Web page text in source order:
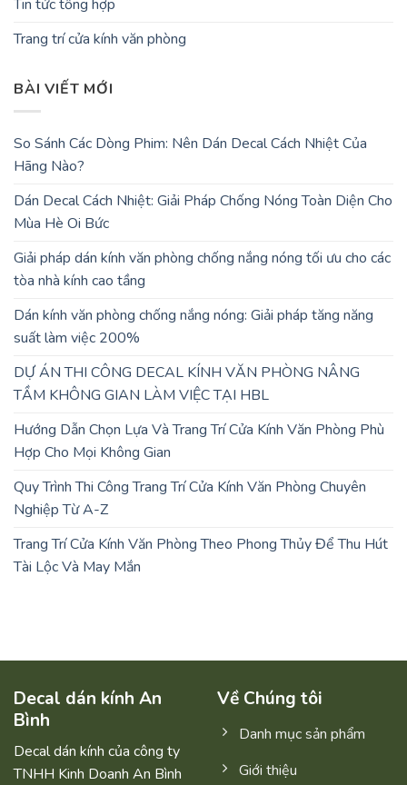
Tin tức tổng hợp
Trang trí cửa kính văn phòng
BÀI VIẾT MỚI
So Sánh Các Dòng Phim: Nên Dán Decal Cách Nhiệt Của
Hãng Nào?
Dán Decal Cách Nhiệt: Giải Pháp Chống Nóng Toàn Diện Cho
Mùa Hè Oi Bức
Giải pháp dán kính văn phòng chống nắng nóng tối ưu cho các
tòa nhà kính cao tầng
Dán kính văn phòng chống nắng nóng: Giải pháp tăng năng
suất làm việc 200%
DỰ ÁN THI CÔNG DECAL KÍNH VĂN PHÒNG NÂNG
TẦM KHÔNG GIAN LÀM VIỆC TẠI HBL
Hướng Dẫn Chọn Lựa Và Trang Trí Cửa Kính Văn Phòng Phù
Hợp Cho Mọi Không Gian
Quy Trình Thi Công Trang Trí Cửa Kính Văn Phòng Chuyên
Nghiệp Từ A-Z
Trang Trí Cửa Kính Văn Phòng Theo Phong Thủy Để Thu Hút
Tài Lộc Và May Mắn
Decal dán kính An
Bình
Decal dán kính của công ty
TNHH Kinh Doanh An Bình
Về Chúng tôi
Danh mục sản phẩm
Giới thiệu